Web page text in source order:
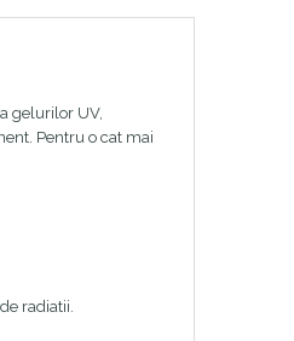
gelurilor UV,
Pentru o cat mai
radiatii.